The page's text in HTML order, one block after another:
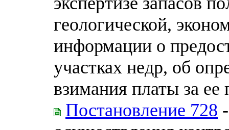
геологической,
информации о
участках недр, об
взимания платы за ее
Постановление 728